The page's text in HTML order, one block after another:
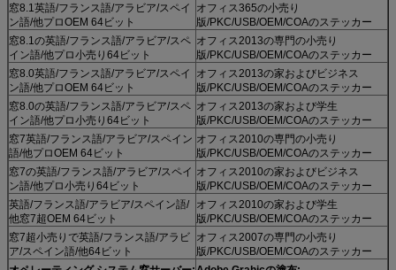
窓8.1英語/フランス語/アラビア/スペイ
ン語/他プロOEM 64ビット
オフィス365の小売り
版/PKC/USB/OEM/COAのステッカー
窓8.1の英語/フランス語/アラビア/スペ
イン語/他プロ小売り64ビット
オフィス2013の専門の小売り
版/PKC/USB/OEM/COAのステッカー
窓8.0英語/フランス語/アラビア/スペイ
ン語/他プロOEM 64ビット
オフィス2013の家およびビジネス
版/PKC/USB/OEM/COAのステッカー
窓8.0の英語/フランス語/アラビア/スペ
イン語/他プロ小売り64ビット
オフィス2013の家および学生
版/PKC/USB/OEM/COAのステッカー
窓7英語/フランス語/アラビア/スペイン
語/他プロOEM 64ビット
オフィス2010の専門の小売り
版/PKC/USB/OEM/COAのステッカー
窓7の英語/フランス語/アラビア/スペイ
ン語/他プロ小売り64ビット
オフィス2010の家およびビジネス
版/PKC/USB/OEM/COAのステッカー
英語/フランス語/アラビア/スペイン語/
他窓7超OEM 64ビット
オフィス2010の家および学生
版/PKC/USB/OEM/COAのステッカー
窓7超小売りで英語/フランス語/アラビ
ア/スペイン語/他64ビット
オフィス2007の専門の小売り
版/PKC/USB/OEM/COAのステッカー